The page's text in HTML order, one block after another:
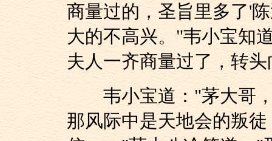
商量过的，圣旨里多了'
大的不高兴。"韦小宝知
夫人一齐商量过了，转
韦小宝道："茅大哥，
那风际中是天地会的叛